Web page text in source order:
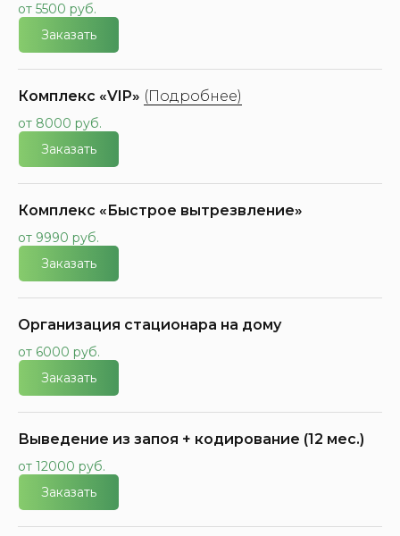
от 5500 руб.
Заказать
Комплекс «VIP» (Подробнее)
от 8000 руб.
Заказать
Комплекс «Быстрое вытрезвление»
от 9990 руб.
Заказать
Организация стационара на дому
от 6000 руб.
Заказать
Выведение из запоя + кодирование (12 мес.)
от 12000 руб.
Заказать